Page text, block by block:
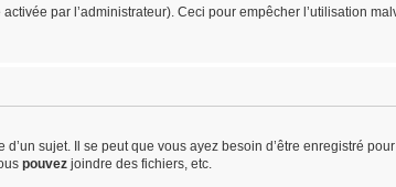
par l’administrateur). Ceci pour empêcher l’utilisation
sujet. Il se peut que vous ayez besoin d’être enregistré
pouvez joindre des fichiers, etc.